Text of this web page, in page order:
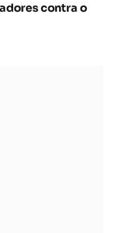
contra o